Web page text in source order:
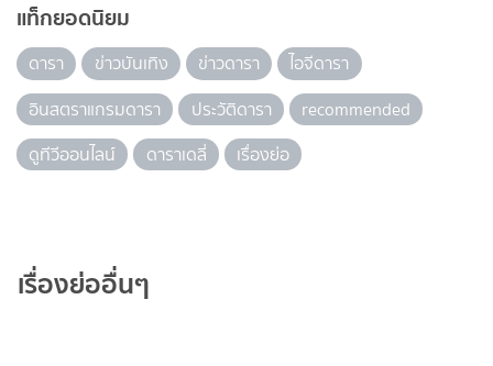
แท็กยอดนิยม
ดารา ข่าวบันเทิง ข่าวดารา
ไอจีดารา
อินสตราแกรมดารา
ประวัติดารา
recommended
ดูทีวีออนไลน์
ดาราเดลี่ เรื่องย่อ
เรื่องย่ออื่นๆ